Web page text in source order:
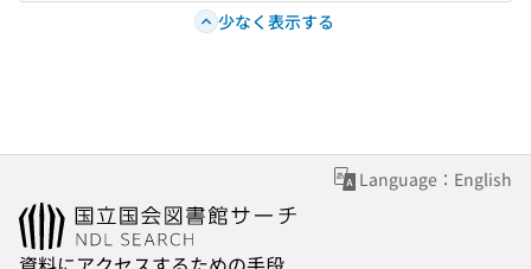
少なく表示する
Language：English